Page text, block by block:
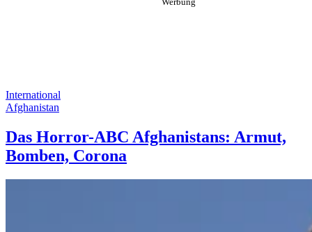
International
Afghanistan
Das Horror-ABC Afghanistans: Armut,
Bomben, Corona